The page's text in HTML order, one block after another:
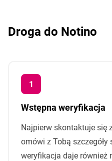
Droga do Notino
Wstępna weryfikacja
Najpierw skontaktuje się
omówi z Tobą
weryfikacja daje również